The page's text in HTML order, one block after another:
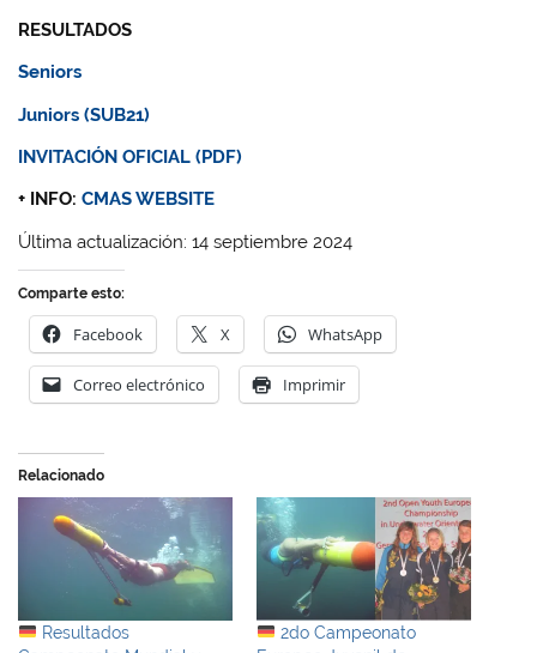
RESULTADOS
Seniors
Juniors (SUB21)
INVITACIÓN OFICIAL (PDF)
+ INFO:CMAS WEBSITE
Última actualización: 14 septiembre 2024
Comparte esto:
Facebook X WhatsApp
Correo electrónico Imprimir
Relacionado
Resultados
2do Campeonato